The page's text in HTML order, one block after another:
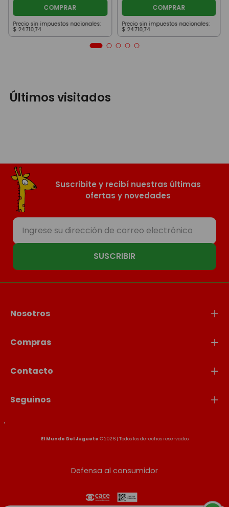
COMPRAR
Precio sin impuestos nacionales:
$ 24.710,74
COMPRAR
Precio sin impuestos nacionales:
$ 24.710,74
Últimos visitados
Suscribite y recibí nuestras últimas
ofertas y novedades
SUSCRIBIR
Nosotros
Compras
Contacto
Seguinos
El Mundo Del Juguete © 2026 | Todos los derechos reservados
Defensa al consumidor